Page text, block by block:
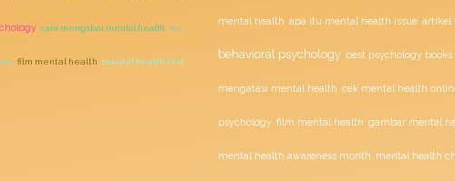
cara mengatasi mental health tes
film mental health mental health test
mental health apa itu mental health issue artikel
behavioral psychology best psychology books
mengatasi mental health cek mental health
psychology film mental health gambar mental
mental health awareness month mental health